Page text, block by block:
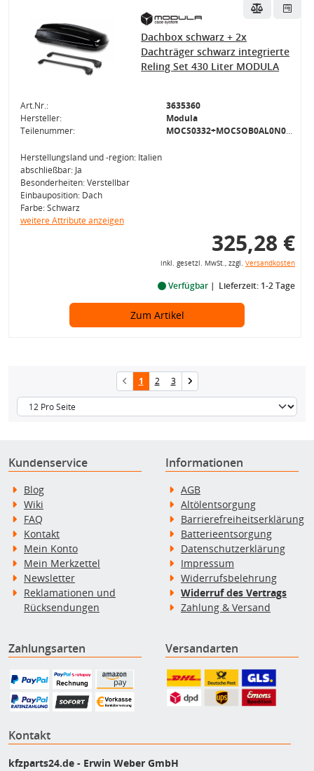
Dachbox schwarz + 2x
Dachträger schwarz integrierte
Reling Set 430 Liter MODULA
Art.Nr.:
3635360
Hersteller:
Modula
Teilenummer:
MOCS0332+MOCSOB0AL0N000000008
Herstellungsland und -region: Italien
abschließbar: Ja
Besonderheiten: Verstellbar
Einbauposition: Dach
Farbe: Schwarz
weitere Attribute anzeigen
325,28 €
inkl. gesetzl. MwSt., zzgl. Versandkosten
Verfügbar Lieferzeit: 1-2 Tage
Zum Artikel
1 2 3
Kundenservice
Blog
Wiki
FAQ
Kontakt
Mein Konto
Mein Merkzettel
Newsletter
Reklamationen und
Rücksendungen
Informationen
AGB
Altölentsorgung
Barrierefreiheitserklärung
Batterieentsorgung
Datenschutzerklärung
Impressum
Widerrufsbelehrung
Widerruf des Vertrags
Zahlung & Versand
Zahlungsarten Versandarten
Kontakt
kfzparts24.de - Erwin Weber GmbH